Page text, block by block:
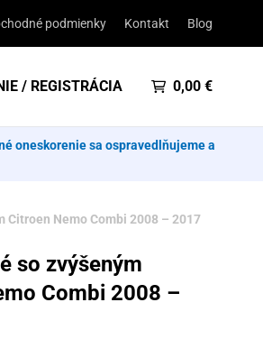
podmienky Kontakt Blog
/ REGISTRÁCIA 0,00 €
oneskorenie sa ospravedlňujeme a
Citroen Nemo Combi 2008 – 2017
so zvýšeným
Combi 2008 –